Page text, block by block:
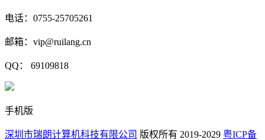
电话：0755-25705261
邮箱：vip@ruilang.cn
QQ： 69109818
手机版
深圳市瑞朗计算机科技有限公司 版权所有 2019-2029 粤ICP备